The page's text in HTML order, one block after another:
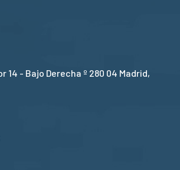
14 - Bajo Derecha º 280 04 Madrid,